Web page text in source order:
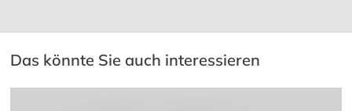
Das könnte Sie auch interessieren